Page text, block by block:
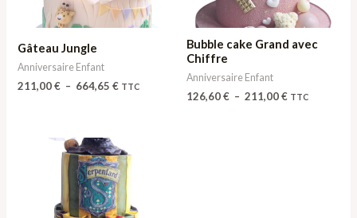
Gâteau Jungle
Anniversaire Enfant
211,00€ – 664,65€ TTC
Bubble cake Grand avec
Chiffre
Anniversaire Enfant
126,60€ – 211,00€ TTC
de
prix :
211,00 €
664,65 €